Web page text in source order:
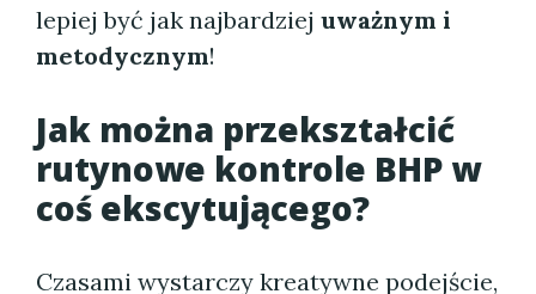
lepiej być jak najbardziej uważnym i
metodycznym!
Jak można przekształcić
rutynowe kontrole BHP w
coś ekscytującego?
Czasami wystarczy kreatywne podejście,